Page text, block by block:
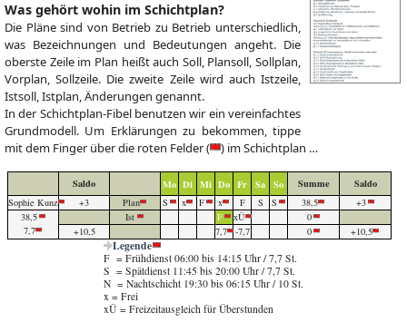
Was gehört wohin im Schichtplan?
Die Pläne sind von Betrieb zu Betrieb unterschiedlich,
was Bezeichnungen und Bedeutungen angeht. Die
oberste Zeile im Plan heißt auch Soll, Plansoll, Sollplan,
Vorplan, Sollzeile. Die zweite Zeile wird auch Istzeile,
Istsoll, Istplan, Änderungen genannt.
In der Schichtplan-Fibel benutzen wir ein vereinfachtes
Grundmodell. Um Erklärungen zu bekommen,tippe
mit dem Finger über die roten Felder ( ) im Schichtplan …
Saldo Mo Di Mi Do Fr Sa So Summe Saldo
Sophie Kunz +3 Plan S x F x F S S 38,5
+3
38,5
7,7
Ist F xÜ
0
+10,5
7,7 -7,7 0 +10,5
Legende
F = Frühdienst 06:00 bis 14:15 Uhr / 7,7 St.
S = Spätdienst 11:45 bis 20:00 Uhr / 7,7 St.
N = Nachtschicht 19:30 bis 06:15 Uhr / 10 St.
x = Frei
xÜ = Freizeitausgleich für Überstunden